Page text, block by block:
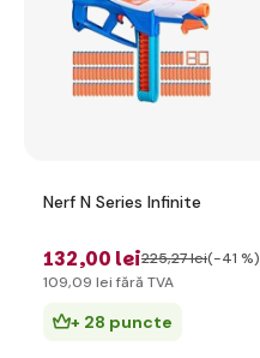
Nerf N Series Infinite
132,00 lei225,27 lei(-41 %)
109,09 lei fără TVA
+ 28 puncte